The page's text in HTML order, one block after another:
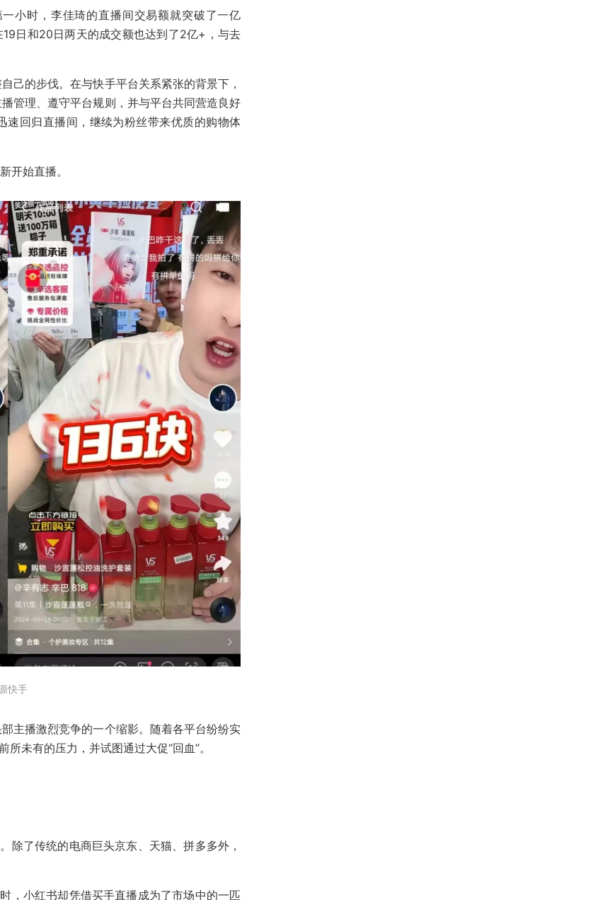
小时，李佳琦的直播间交易额就突破了一亿
日和20日两天的成交额也达到了2亿+，与去
己的步伐。在与快手平台关系紧张的背景下，
管理、遵守平台规则，并与平台共同营造良好
速回归直播间，继续为粉丝带来优质的购物体
开始直播。
快手
主播激烈竞争的一个缩影。随着各平台纷纷实
未有的压力，并试图通过大促“回血”。
除了传统的电商巨头京东、天猫、拼多多外，
，小红书却凭借买手直播成为了市场中的一匹